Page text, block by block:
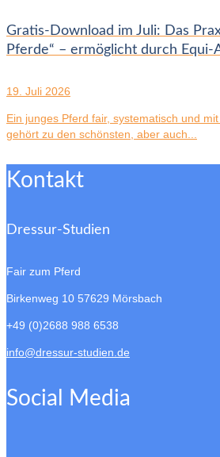
Gratis-Download im Juli: Das
Pferde“ – ermöglicht durch Equi-
19. Juli 2026
Ein junges Pferd fair, systematisch und
gehört zu den schönsten, aber auch...
Kontakt
Dressur-Studien
Fair zum Pferd
Birkenweg 10 57629 Mörsbach
+49 (0)2688 988 6538
info@dressur-studien.de
Social Media